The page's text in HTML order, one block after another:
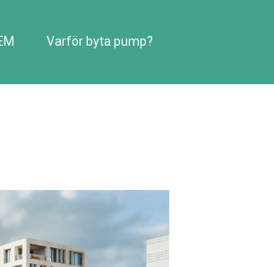
Varför byta pump?